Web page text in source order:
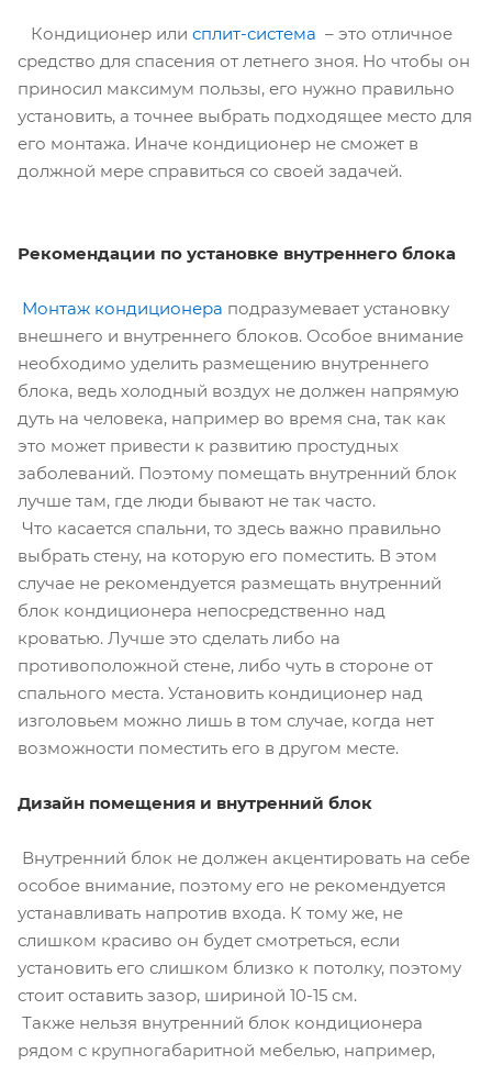
Кондиционер или сплит-система – это отличное
средство для спасения от летнего зноя. Но чтобы он
приносил максимум пользы, его нужно правильно
установить, а точнее выбрать подходящее место для
его монтажа. Иначе кондиционер не сможет в
должной мере справиться со своей задачей.
Рекомендации по установке внутреннего блока
Монтаж кондиционера подразумевает установку
внешнего и внутреннего блоков. Особое внимание
необходимо уделить размещению внутреннего
блока, ведь холодный воздух не должен напрямую
дуть на человека, например во время сна, так как
это может привести к развитию простудных
заболеваний. Поэтому помещать внутренний блок
лучше там, где люди бывают не так часто.
Что касается спальни, то здесь важно правильно
выбрать стену, на которую его поместить. В этом
случае не рекомендуется размещать внутренний
блок кондиционера непосредственно над
кроватью. Лучше это сделать либо на
противоположной стене, либо чуть в стороне от
спального места. Установить кондиционер над
изголовьем можно лишь в том случае, когда нет
возможности поместить его в другом месте.
Дизайн помещения и внутренний блок
Внутренний блок не должен акцентировать на себе
особое внимание, поэтому его не рекомендуется
устанавливать напротив входа. К тому же, не
слишком красиво он будет смотреться, если
установить его слишком близко к потолку, поэтому
стоит оставить зазор, шириной 10-15 см.
Также нельзя внутренний блок кондиционера
рядом с крупногабаритной мебелью, например,